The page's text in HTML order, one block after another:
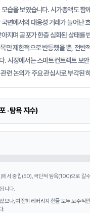
습을 보였습니다. 시가총액도 함
면에서의 대응성 거래가 늘어난
지며 공포가 한층 심화된 상태를
만 제한적으로 반등했을 뿐, 전반
. 시장에서는 스마트컨트랙트 보안
련 논의가 주요 관심사로 부각된
· 탐욕 지수)
에서 중립(50), 극단적 탐욕(100)으로 갈
니다.
으나, 여전히 레버리지·현물 모두 보수적
.